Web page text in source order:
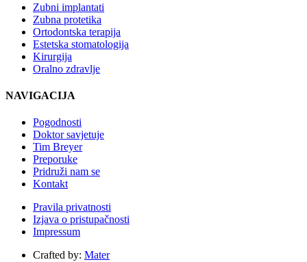
Zubni implantati
Zubna protetika
Ortodontska terapija
Estetska stomatologija
Kirurgija
Oralno zdravlje
NAVIGACIJA
Pogodnosti
Doktor savjetuje
Tim Breyer
Preporuke
Pridruži nam se
Kontakt
Pravila privatnosti
Izjava o pristupačnosti
Impressum
Crafted by: Mater